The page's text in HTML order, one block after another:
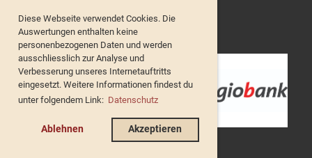
Diese Webseite verwendet Cookies. Die
Auswertungen enthalten keine
personenbezogenen Daten und werden
ausschliesslich zur Analyse und
Verbesserung unseres Internetauftritts
eingesetzt. Weitere Informationen findest du
unter folgendem Link: Datenschutz
Ablehnen Akzeptieren
de
Unsere Sponsoren